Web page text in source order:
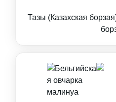
Тазы (Казахская